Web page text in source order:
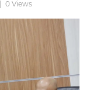
0 Views